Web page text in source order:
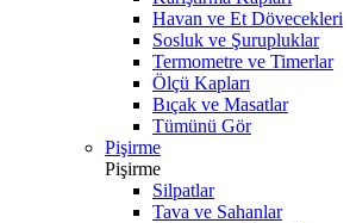
Havan ve Et Dövecekleri
Sosluk ve Şurupluklar
Termometre ve Timerlar
Ölçü Kapları
Bıçak ve Masatlar
Tümünü Gör
Pişirme
Pişirme
Silpatlar
Tava ve Sahanlar